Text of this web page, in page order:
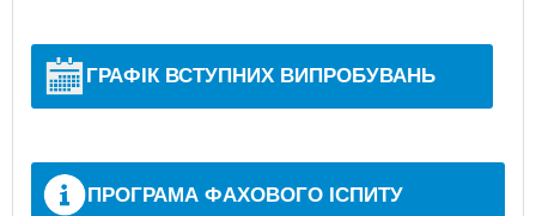
ГРАФІК ВСТУПНИХ ВИПРОБУВАНЬ
ПРОГРАМА ФАХОВОГО ІСПИТУ